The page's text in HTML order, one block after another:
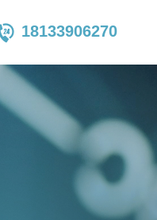
18133906270